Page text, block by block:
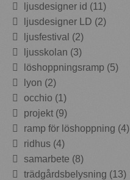
ljusdesigner id (11)
ljusdesigner LD (2)
ljusfestival (2)
ljusskolan (3)
löshoppningsramp (5)
lyon (2)
occhio (1)
projekt (9)
ramp för löshoppning (4)
ridhus (4)
samarbete (8)
trädgårdsbelysning (13)